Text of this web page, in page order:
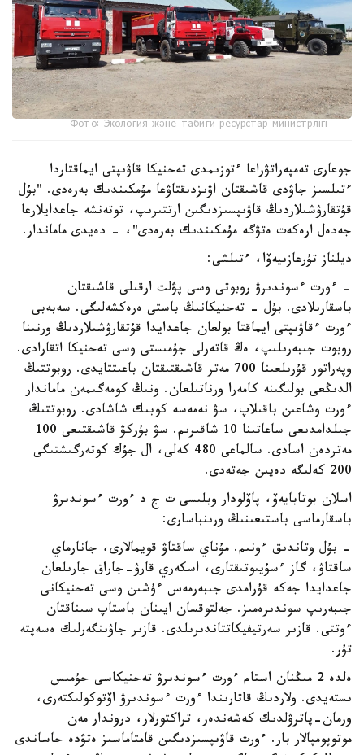
Фото: Экология және табиғи ресурстар министрлігі
جوعارى تەمپەراتۋراعا ءتوزىمدى تەحنيكا قاۋىپتى ايماقتاردا
ءتىلسىز جاۋدى قاشىقتان اۋىزدىقتاۋعا مۇمكىندىك بەرەدى. "بۇل
قۇتقارۋشىلاردىڭ قاۋىپسىزدىگىن ارتتىرىپ، توتەنشە جاعدايلارعا
جەدەل ارەكەت ەتۋگە مۇمكىندىك بەرەدى"، - دەيدى ماماندار.
ديلناز تۇرعازىيەۆا، ءتىلشى:
- ءورت ءسوندىرۋ روبوتى وسى پۋلت ارقىلى قاشىقتان
باسقارىلادى. بۇل - تەحنيكانىڭ باستى ەرەكشەلىگى. سەبەبى
ءورت ءقاۋىپتى ايماقتا بولعان جاعدايدا قۇتقارۋشىلاردىڭ ورنىنا
روبوت جىبەرىلىپ، ەڭ قاتەرلى جۇمىستى وسى تەحنيكا اتقارادى.
وپەراتور قۇرىلعىنا 700 مەتر قاشىقتىقتان باعىتتايدى. روبوتتىڭ
الدىڭعى بولىگىنە كامەرا ورناتىلعان. ونىڭ كومەگىمەن ماماندار
ءورت وشاعىن باقىلاپ، سۋ نەمەسە كوبىك شاشادى. روبوتتىڭ
جىلدامدىعى ساعاتىنا 10 شاقىرىم. سۋ بۇركۋ قاشىقتىعى 100
مەتردەن اسادى. سالماعى 480 كەلى، ال جۇك كوتەرگىشتىگى
200 كەلىگە دەيىن جەتەدى.
اسلان بوتابايەۆ، پاۆلودار وبلىسى ت ج د ءورت ءسوندىرۋ
باسقارماسى باستىعىنىڭ ورىنباسارى:
- بۇل وتاندىق ءونىم. مۇناي ساقتاۋ قويمالارى، جانارماي
ساقتاۋ، گاز ءسۇيىوتىقتارى، اسكەري قارۋ-جاراق جارىلعان
جاعدايدا جەكە قۇرامدى جىبەرمەس ءۇشىن وسى تەحنيكانى
جىبەرىپ سوندىرەمىز. جەلتوقسان ايىنان باستاپ سىناقتان
ءوتتى. قازىر سەرتيفيكاتتاندىرىلدى. قازىر جاۋىنگەرلىك ەسەپتە
تۇر.
ەلدە 2 مىڭنان استام ءورت ءسوندىرۋ تەحنيكاسى جۇمىس
ىستەيدى. ولاردىڭ قاتارىندا ءورت ءسوندىرۋ اۆتوكولىكتەرى،
ورمان-پاترۋلدىك كەشەندەر، تراكتورلار، دروندار مەن
موتوپومپالار بار. ءورت قاۋىپسىزدىگىن قامتاماسىز ەتۋدە جاساندى